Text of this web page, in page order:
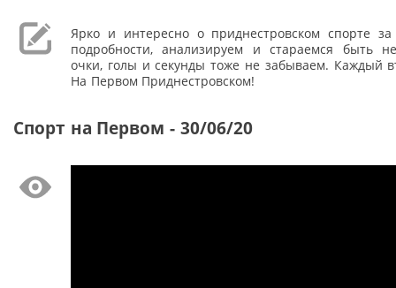
Ярко и интересно о приднестровском спорте
подробности, анализируем и стараемся быть
очки, голы и секунды тоже не забываем. Каждый
На Первом Приднестровском!
Спорт на Первом - 30/06/20